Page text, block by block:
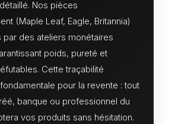
Nos pièces
(Maple Leaf, Eagle, Britannia)
par des ateliers monétaires
poids, pureté et
Cette traçabilité
pour la revente : tout
banque ou professionnel du
vos produits sans hésitation.